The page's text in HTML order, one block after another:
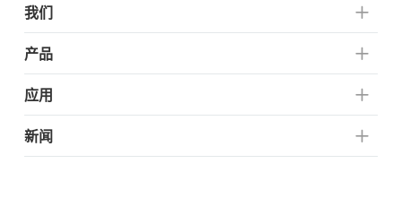
我们
产品
应用
新闻